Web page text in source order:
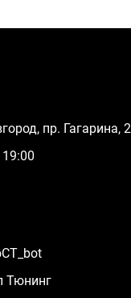
пр. Гагарина,
Тюнинг